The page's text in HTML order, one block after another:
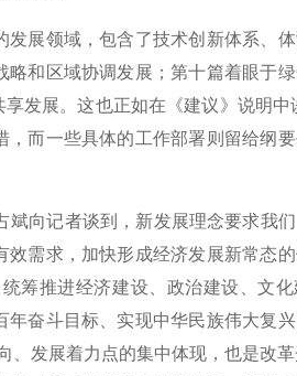
领域，包含了技术创新体系、体
和区域协调发展；第十篇着眼于
发展。这也正如在《建议》说明中
而一些具体的工作部署则留给纲
向记者谈到，新发展理念要求我
需求，加快形成经济发展新常态
筹推进经济建设、政治建设、文
奋斗目标、实现中华民族伟大复
、发展着力点的集中体现，也是改